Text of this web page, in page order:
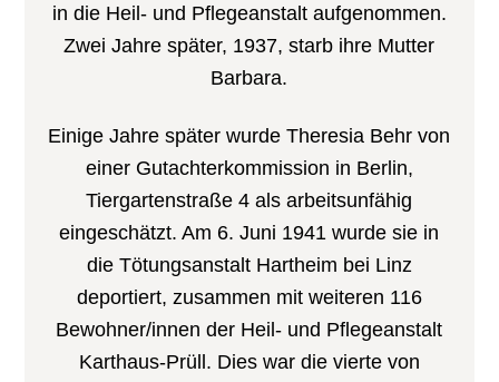
in die Heil- und Pflegeanstalt aufgenommen.
Zwei Jahre später, 1937, starb ihre Mutter
Barbara.
Einige Jahre später wurde Theresia Behr von
einer Gutachterkommission in Berlin,
Tiergartenstraße 4 als arbeitsunfähig
eingeschätzt. Am 6. Juni 1941 wurde sie in
die Tötungsanstalt Hartheim bei Linz
deportiert, zusammen mit weiteren 116
Bewohner/innen der Heil- und Pflegeanstalt
Karthaus-Prüll. Dies war die vierte von